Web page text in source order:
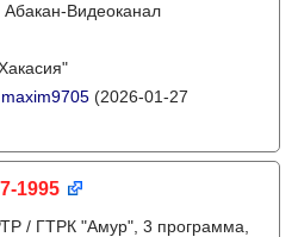
Абакан-Видеоканал
maxim9705 (2026-01-27
1995
/ ГТРК "Амур", 3 программа,